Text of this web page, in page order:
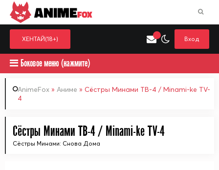
Выберите одну категорию для поиска
ANIMEFOX
ХЕНТАЙ(18+) Вход
Боковое меню (нажмите)
AnimeFox » Аниме » Сёстры Минами ТВ-4 / Minami-ke TV-
4
Сёстры Минами ТВ-4 / Minami-ke TV-4
Сёстры Минами: Снова Дома